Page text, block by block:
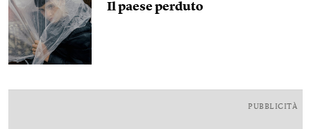
Il paese perduto
PUBBLICITÀ